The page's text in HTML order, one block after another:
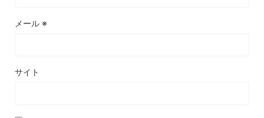
メール ※
サイト